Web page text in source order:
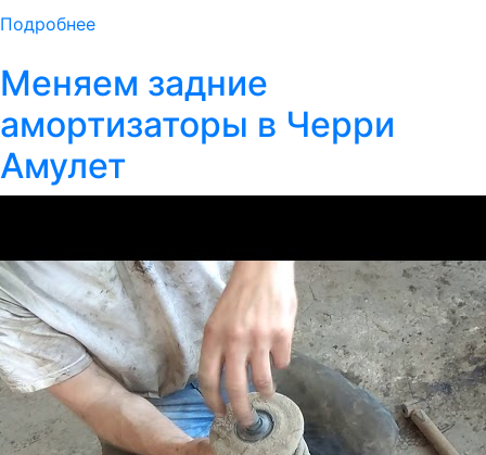
Подробнее
Меняем задние
амортизаторы в Черри
Амулет